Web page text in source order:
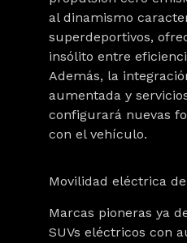
al dinamismo
superdeportivos,
insólito entre
Además, la
aumentada y
configurará nuevas
con el vehículo.
Movilidad eléctrica
Marcas pioneras ya
SUVs eléctricos con